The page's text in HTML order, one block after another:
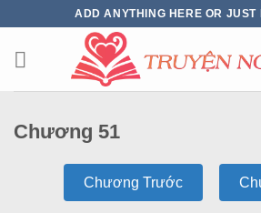
ADD ANYTHING HERE OR JUST
Chương 51
Chương Trước